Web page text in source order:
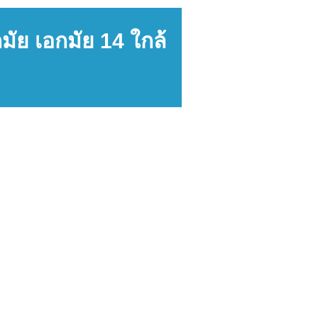
ย เอกมัย 14 ใกล้